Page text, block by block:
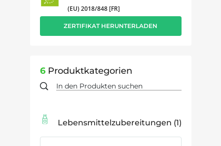
(EU) 2018/848 [FR]
ZERTIFIKAT HERUNTERLADEN
6Produktkategorien
Lebensmittelzubereitungen 1